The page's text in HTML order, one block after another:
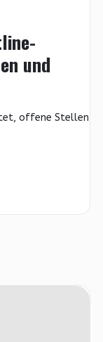
und
offene Stellen